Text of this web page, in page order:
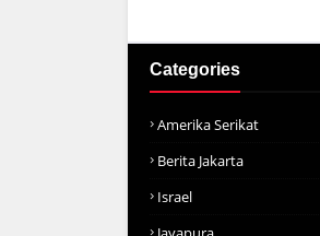
Categories
Amerika Serikat
Berita Jakarta
Israel